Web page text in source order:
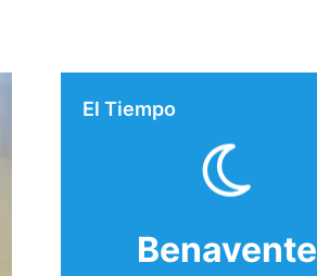
El Tiempo
Benavente